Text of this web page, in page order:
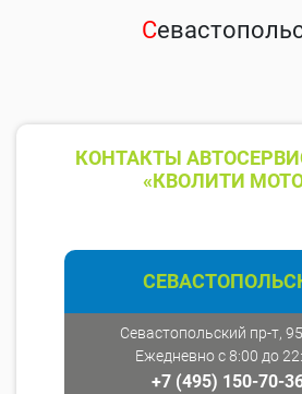
С
КОНТАКТЫ
«КВОЛИТИ
Севастопольский пр-т,
Ежедневно с 8:00 до
+7 (495) 150-70-